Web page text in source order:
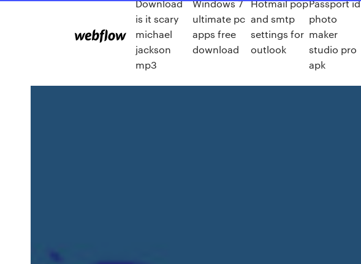
Download
is it scary
michael
jackson
mp3
Windows 7
ultimate pc
apps free
download
Hotmail pop
and smtp
settings for
outlook
Passport id
photo
maker
studio pro
apk